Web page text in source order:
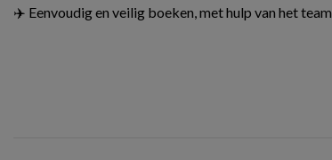
✈️ Eenvoudig en veilig boeken, met hulp van het team